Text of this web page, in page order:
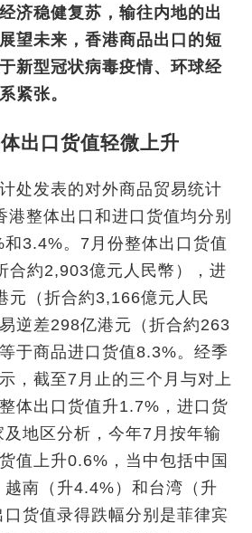
济稳健复苏，输往内地的出
望未来，香港商品出口的短
新型冠状病毒疫情、环球经
紧张。
出口货值轻微上升
处发表的对外商品贸易统计
港整体出口和进口货值均分别
3.4%。7月份整体出口货值
合約2,903億元人民幣），进
元（折合約3,166億元人民
逆差298亿港元（折合約263
于商品进口货值8.3%。经季
，截至7月止的三个月与对上
体出口货值升1.7%，进口货
地区分析，今年7月按年输
值上升0.6%，当中包括中国
南（升4.4%）和台湾（升
货值录得跌幅分别是菲律宾